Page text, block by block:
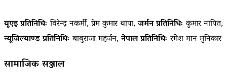
यूएइ प्रतिनिधिः विरेन्द्र नकर्मी, प्रेम कुमार थापा,जर्मन प्रतिनिधिः कुमार नापित,
न्यूजिल्याण्ड प्रतिनिधिः बाबुराजा महर्जन,नेपाल प्रतिनिधिः रमेश मान मुनिकार
सामाजिक सञ्जाल